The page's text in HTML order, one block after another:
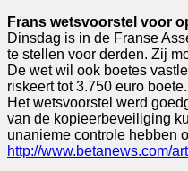
Frans wetsvoorstel voor
Dinsdag is in de Franse
te stellen voor derden. Zij
De wet wil ook boetes
riskeert tot 3.750 euro
Het wetsvoorstel werd
van de kopieerbeveiliging
unanieme controle hebben
http://www.betanews.com/